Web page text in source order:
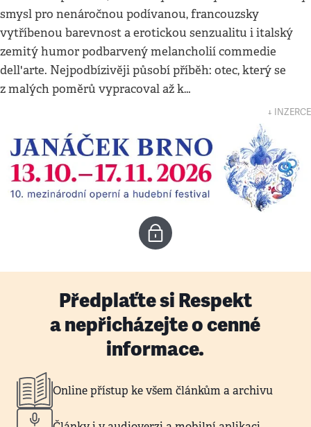
smysl pro nenáročnou podívanou, francouzsky
vytříbenou barevnost a erotickou senzualitu i italský
zemitý humor podbarvený melancholií commedie
dell'arte. Nejpodbízivěji působí příběh: otec, který se
z malých poměrů vypracoval až k…
↓ INZERCE
Předplaťte si Respekt
a nepřicházejte o cenné
informace.
Online přístup ke všem článkům a archivu